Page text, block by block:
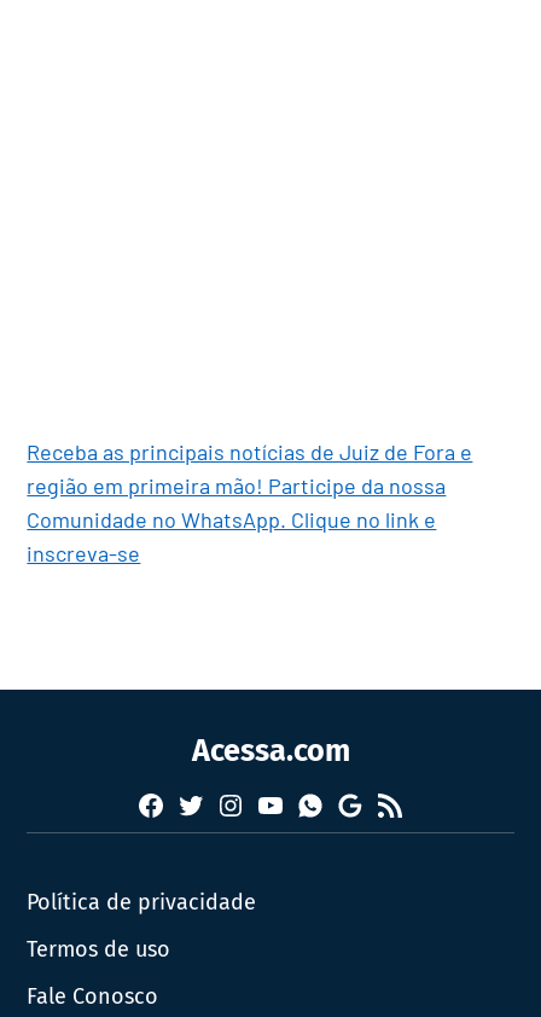
Receba as principais notícias de Juiz de Fora e
região em primeira mão! Participe da nossa
Comunidade no WhatsApp. Clique no link e
inscreva-se
Acessa.com
Facebook
TwitterInstagram
YouTubeWhatsapp
Google
News
RSS
Política de privacidade
Termos de uso
Fale Conosco